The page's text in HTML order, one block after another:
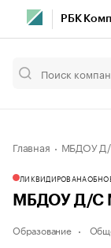
РБК
Главная МБДОУ
ЛИКВИДИРОВАНА
МБДОУ Д/С
Образование